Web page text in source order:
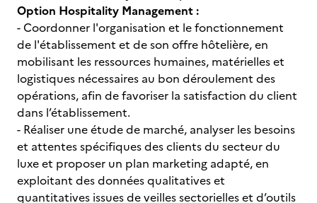
Option Hospitality Management :
- Coordonner l'organisation et le fonctionnement
de l'établissement et de son offre hôtelière, en
mobilisant les ressources humaines, matérielles et
logistiques nécessaires au bon déroulement des
opérations, afin de favoriser la satisfaction du client
dans l’établissement.
- Réaliser une étude de marché, analyser les besoins
et attentes spécifiques des clients du secteur du
luxe et proposer un plan marketing adapté, en
exploitant des données qualitatives et
quantitatives issues de veilles sectorielles et d’outils